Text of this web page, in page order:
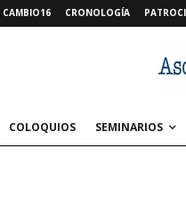
CAMBIO16 CRONOLOGÍA
COLOQUIOS SEMINARIOS